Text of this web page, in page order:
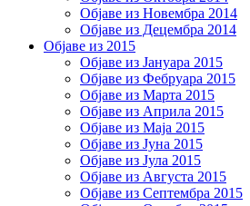
Објаве из Новембра 2014
Објаве из Децембра 2014
Објаве из 2015
Објаве из Јануара 2015
Објаве из Фебруара 2015
Објаве из Марта 2015
Објаве из Априла 2015
Објаве из Маја 2015
Објаве из Јуна 2015
Објаве из Јула 2015
Објаве из Августа 2015
Објаве из Септембра 2015